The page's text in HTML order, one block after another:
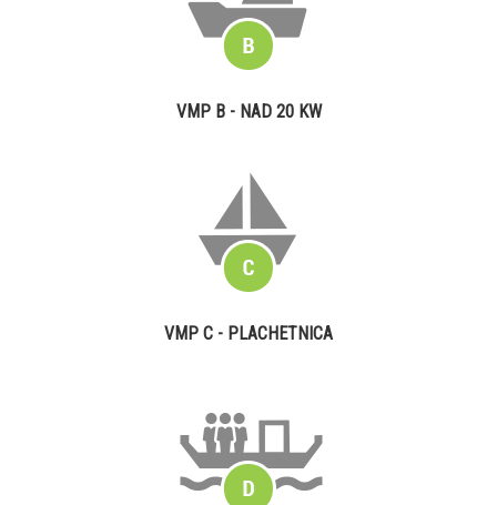
VMP B - NAD 20 KW
VMP C - PLACHETNICA